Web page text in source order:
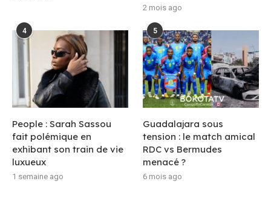
2 mois ago
4
People : Sarah Sassou
fait polémique en
exhibant son train de vie
luxueux
1 semaine ago
5
Guadalajara sous
tension : le match amical
RDC vs Bermudes
menacé ?
6 mois ago